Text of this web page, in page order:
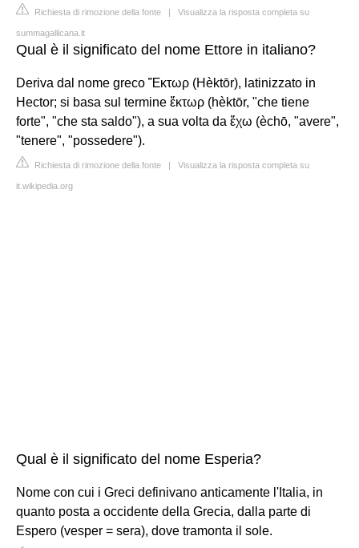
Richiesta di rimozione della fonte | Visualizza la risposta completa su
summagallicana.it
Qual è il significato del nome Ettore in italiano?
Deriva dal nome greco Ἕκτωρ (Hèktōr), latinizzato in
Hector; si basa sul termine ἕκτωρ (hèktōr, "che tiene
forte", "che sta saldo"), a sua volta da ἔχω (èchō, "avere",
"tenere", "possedere").
Richiesta di rimozione della fonte | Visualizza la risposta completa su
it.wikipedia.org
Qual è il significato del nome Esperia?
Nome con cui i Greci definivano anticamente l'Italia, in
quanto posta a occidente della Grecia, dalla parte di
Espero (vesper = sera), dove tramonta il sole.